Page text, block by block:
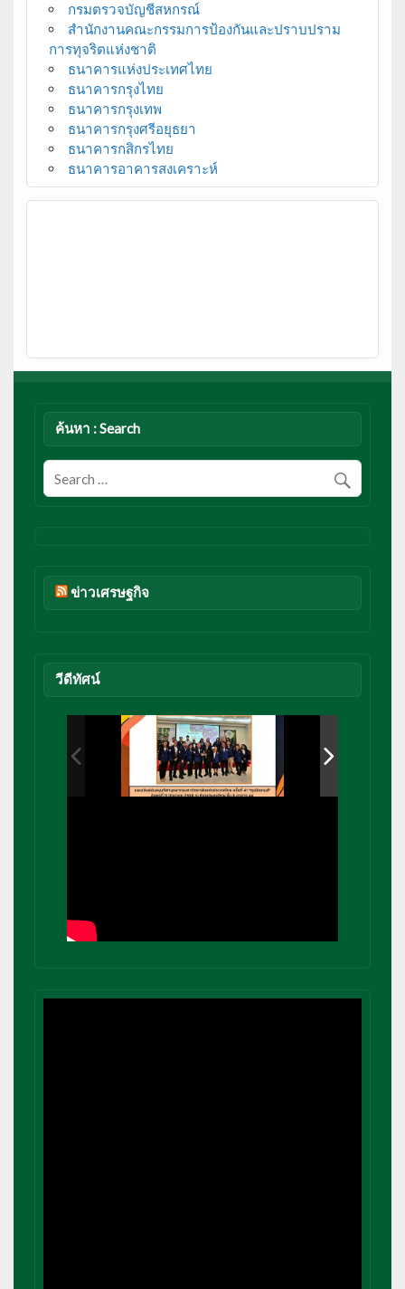
กรมตรวจบัญชีสหกรณ์
สำนักงานคณะกรรมการป้องกันและปราบปราม
การทุจริตแห่งชาติ
ธนาคารแห่งประเทศไทย
ธนาคารกรุงไทย
ธนาคารกรุงเทพ
ธนาคารกรุงศรีอยุธยา
ธนาคารกสิกรไทย
ธนาคารอาคารสงเคราะห์
ค้นหา : Search
ข่าวเศรษฐกิจ
วีดีทัศน์